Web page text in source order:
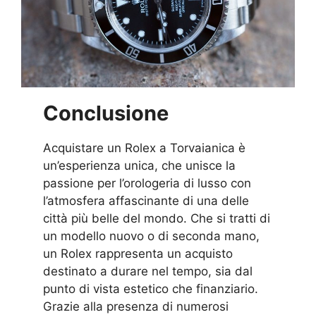
Conclusione
Acquistare un Rolex a Torvaianica è
un’esperienza unica, che unisce la
passione per l’orologeria di lusso con
l’atmosfera affascinante di una delle
città più belle del mondo. Che si tratti di
un modello nuovo o di seconda mano,
un Rolex rappresenta un acquisto
destinato a durare nel tempo, sia dal
punto di vista estetico che finanziario.
Grazie alla presenza di numerosi